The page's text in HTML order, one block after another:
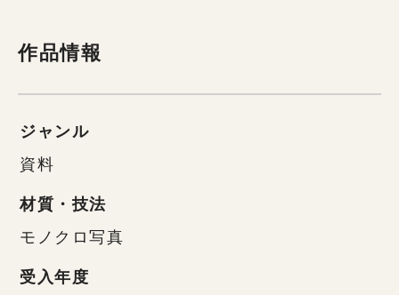
作品情報
ジャンル
資料
材質・技法
モノクロ写真
受入年度